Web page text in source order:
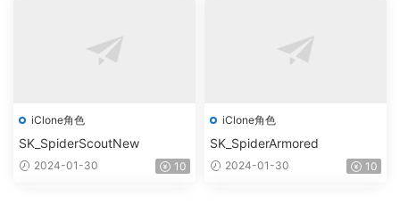
iClone角色
SK_SpiderScoutNew
2024-01-30 10
iClone角色
SK_SpiderArmored
2024-01-30 10